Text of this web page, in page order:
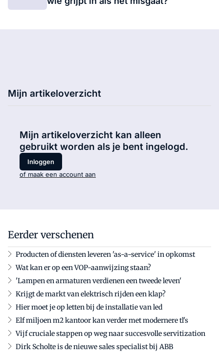
Mijn artikeloverzicht
Mijn artikeloverzicht kan alleen
gebruikt worden als je bent ingelogd.
Inloggen
of maak een account aan
Eerder verschenen
Producten of diensten leveren 'as-a-service' in opkomst
Wat kan er op een VOP-aanwijzing staan?
'Lampen en armaturen verdienen een tweede leven'
Krijgt de markt van elektrisch rijden een klap?
Hier moet je op letten bij de installatie van led
Elf miljoen m2 kantoor kan verder met modernere tl's
Vijf cruciale stappen op weg naar succesvolle servitization
Dirk Scholte is de nieuwe sales specialist bij ABB